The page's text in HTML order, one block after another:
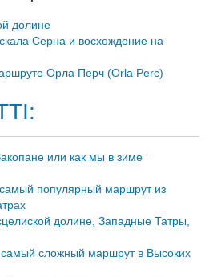
долине
Серна и восхождение на
Орла Перч (Orla Perc)
или как мы в зиме
самый популярный маршрут из
долине, Западные Татры,
сложный маршрут в Высоких